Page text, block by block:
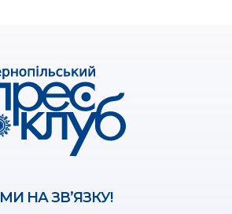
МИ НА ЗВ’ЯЗКУ!